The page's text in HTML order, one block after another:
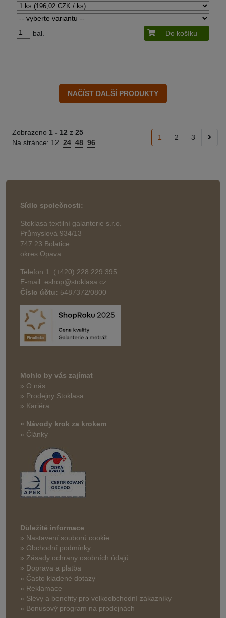
bal. Do košíku
Zobrazeno 1 - 12 z 25
Na stránce: 12 24 48 96
1 2 3
Sídlo společnosti:
Stoklasa textilní galanterie s.r.o.
Průmyslová 934/13
747 23 Bolatice
okres Opava
Telefon 1: (+420) 228 229 395
E-mail: eshop@stoklasa.cz
Číslo účtu: 5487372/0800
Mohlo by vás zajímat
» O nás
» Prodejny Stoklasa
» Kariéra
» Návody krok za krokem
» Články
Důležité informace
» Nastavení souborů cookie
» Obchodní podmínky
» Zásady ochrany osobních údajů
» Doprava a platba
» Často kladené dotazy
» Reklamace
» Slevy a benefity pro velkoobchodní zákazníky
» Bonusový program na prodejnách